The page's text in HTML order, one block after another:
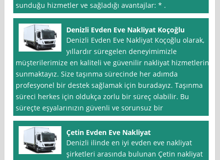
sunduğu hizmetler ve sağladığı avantajlar: * .
Denizli Evden Eve Nakliyat Koçoğlu
Denizli Evden Eve Nakliyat Koçoğlu olarak,
yıllardır süregelen deneyimimizle
müşterilerimize en kaliteli ve güvenilir nakliyat hizmetlerini
sunmaktayız. Size taşınma sürecinde her adımda
profesyonel bir destek sağlamak için buradayız. Taşınma
süreci herkes için oldukça zorlu bir süreç olabilir. Bu
süreçte eşyalarınızın güvenli ve sorunsuz bir
Çetin Evden Eve Nakliyat
Denizli ilinde en iyi evden eve nakliyat
şirketleri arasında bulunan Çetin nakliyat